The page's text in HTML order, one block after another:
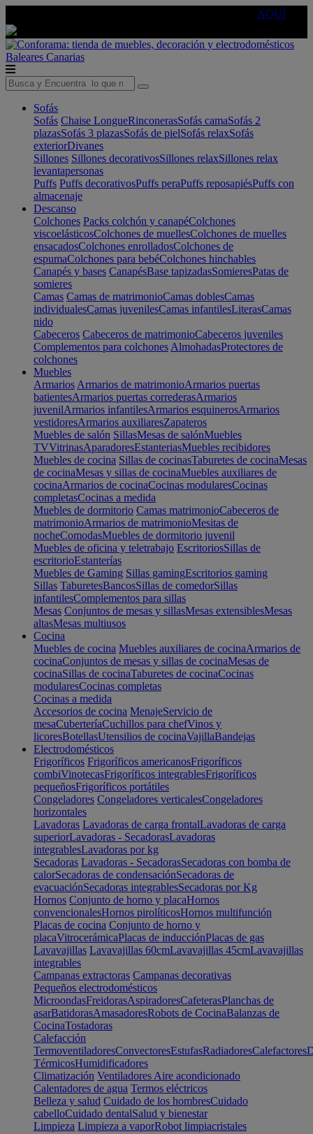
AQUÍ
Baleares Canarias
Sofás
Sofás Chaise LongueRinconerasSofás camaSofás 2
plazasSofás 3 plazasSofás de pielSofás relaxSofás
exteriorDivanes
Sillones Sillones decorativosSillones relaxSillones relax
levantapersonas
Puffs Puffs decorativosPuffs peraPuffs reposapiésPuffs con
almacenaje
Descanso
Colchones Packs colchón y canapéColchones
viscoelásticosColchones de muellesColchones de muelles
ensacadosColchones enrolladosColchones de
espumaColchones para bebéColchones hinchables
Canapés y bases CanapésBase tapizadasSomieresPatas de
somieres
Camas Camas de matrimonioCamas doblesCamas
individualesCamas juvenilesCamas infantilesLiterasCamas
nido
Cabeceros Cabeceros de matrimonioCabeceros juveniles
Complementos para colchones AlmohadasProtectores de
colchones
Muebles
Armarios Armarios de matrimonioArmarios puertas
batientesArmarios puertas correderasArmarios
juvenilArmarios infantilesArmarios esquinerosArmarios
vestidoresArmarios auxiliaresZapateros
Muebles de salón SillasMesas de salónMuebles
TVVitrinasAparadoresEstanteriasMuebles recibidores
Muebles de cocina Sillas de cocinasTaburetes de cocinaMesas
de cocinaMesas y sillas de cocinaMuebles auxiliares de
cocinaArmarios de cocinaCocinas modularesCocinas
completasCocinas a medida
Muebles de dormitorio Camas matrimonioCabeceros de
matrimonioArmarios de matrimonioMesitas de
nocheComodasMuebles de dormitorio juvenil
Muebles de oficina y teletrabajo EscritoriosSillas de
escritorioEstanterías
Muebles de Gaming Sillas gamingEscritorios gaming
Sillas TaburetesBancosSillas de comedorSillas
infantilesComplementos para sillas
Mesas Conjuntos de mesas y sillasMesas extensiblesMesas
altasMesas multiusos
Cocina
Muebles de cocina Muebles auxiliares de cocinaArmarios de
cocinaConjuntos de mesas y sillas de cocinaMesas de
cocinaSillas de cocinaTaburetes de cocinaCocinas
modularesCocinas completas
Cocinas a medida
Accesorios de cocina MenajeServicio de
mesaCuberteríaCuchillos para chefVinos y
licoresBotellasUtensilios de cocinaVajillaBandejas
Electrodomésticos
Frigoríficos Frigoríficos americanosFrigoríficos
combiVinotecasFrigoríficos integrablesFrigoríficos
pequeñosFrigoríficos portátiles
Congeladores Congeladores verticalesCongeladores
horizontales
Lavadoras Lavadoras de carga frontalLavadoras de carga
superiorLavadoras - SecadorasLavadoras
integrablesLavadoras por kg
Secadoras Lavadoras - SecadorasSecadoras con bomba de
calorSecadoras de condensaciónSecadoras de
evacuaciónSecadoras integrablesSecadoras por Kg
Hornos Conjunto de horno y placaHornos
convencionalesHornos pirolíticosHornos multifunción
Placas de cocina Conjunto de horno y
placaVitrocerámicaPlacas de inducciónPlacas de gas
Lavavajillas Lavavajillas 60cmLavavajillas 45cmLavavajillas
integrables
Campanas extractoras Campanas decorativas
Pequeños electrodomésticos
MicroondasFreidorasAspiradoresCafeterasPlanchas de
asarBatidorasAmasadoresRobots de CocinaBalanzas de
CocinaTostadoras
Calefacción
TermoventiladoresConvectoresEstufasRadiadoresCalefactores
TérmicosHumidificadores
Climatización Ventiladores Aire acondicionado
Calentadores de agua Termos eléctricos
Belleza y salud Cuidado de los hombresCuidado
cabelloCuidado dentalSalud y bienestar
Limpieza Limpieza a vaporRobot limpiacristales